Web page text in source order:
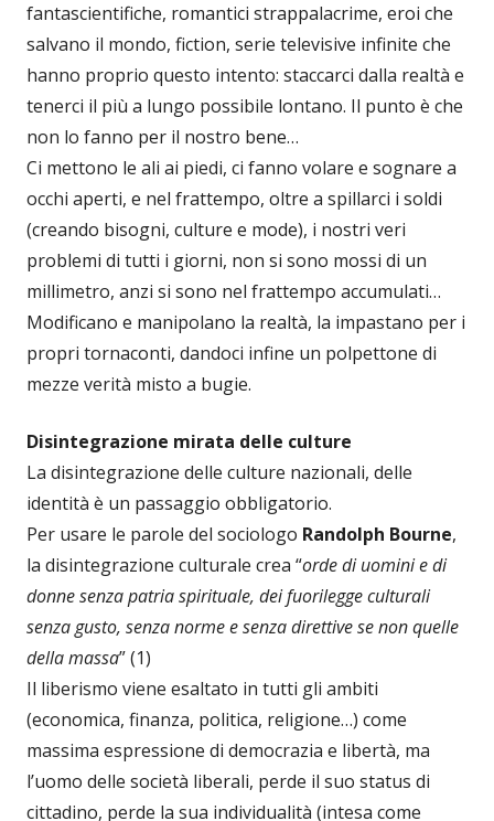
fantascientifiche, romantici strappalacrime, eroi che
salvano il mondo, fiction, serie televisive infinite che
hanno proprio questo intento: staccarci dalla realtà e
tenerci il più a lungo possibile lontano. Il punto è che
non lo fanno per il nostro bene…
Ci mettono le ali ai piedi, ci fanno volare e sognare a
occhi aperti, e nel frattempo, oltre a spillarci i soldi
(creando bisogni, culture e mode), i nostri veri
problemi di tutti i giorni, non si sono mossi di un
millimetro, anzi si sono nel frattempo accumulati…
Modificano e manipolano la realtà, la impastano per i
propri tornaconti, dandoci infine un polpettone di
mezze verità misto a bugie.
Disintegrazione mirata delle culture
La disintegrazione delle culture nazionali, delle
identità è un passaggio obbligatorio.
Per usare le parole del sociologo Randolph Bourne,
la disintegrazione culturale crea “orde di uomini e di
donne senza patria spirituale, dei fuorilegge culturali
senza gusto, senza norme e senza direttive se non quelle
della massa” (1)
Il liberismo viene esaltato in tutti gli ambiti
(economica, finanza, politica, religione…) come
massima espressione di democrazia e libertà, ma
l’uomo delle società liberali, perde il suo status di
cittadino, perde la sua individualità (intesa come